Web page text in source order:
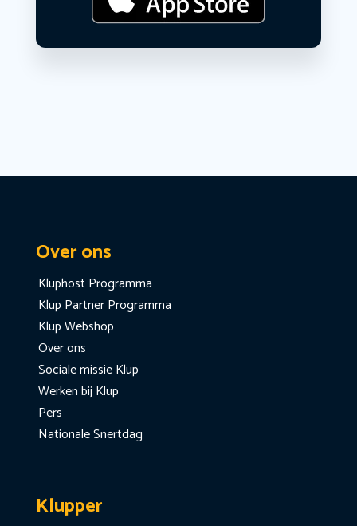
Over ons
Kluphost Programma
Klup Partner Programma
Klup Webshop
Over ons
Sociale missie Klup
Werken bij Klup
Pers
Nationale Snertdag
Klupper